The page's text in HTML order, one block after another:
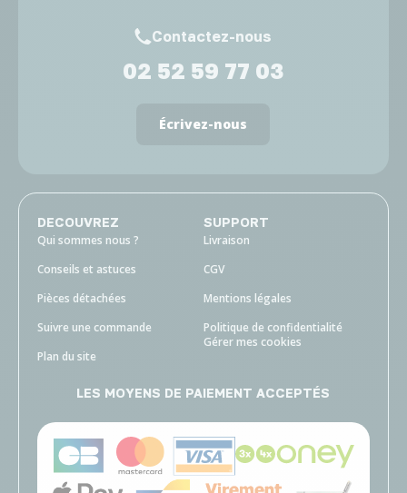
Contactez-nous
02 52 59 77 03
Écrivez-nous
DECOUVREZ
Qui sommes nous ?
Conseils et astuces
Pièces détachées
Suivre une commande
Plan du site
SUPPORT
Livraison
CGV
Mentions légales
Politique de confidentialité
Gérer mes cookies
LES MOYENS DE PAIEMENT ACCEPTÉS